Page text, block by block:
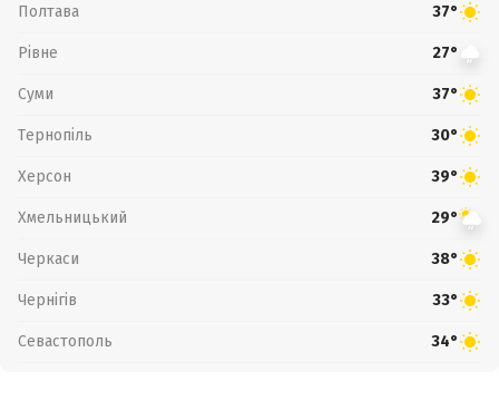
Полтава 37°
Рівне 27°
Суми 37°
Тернопіль 30°
Херсон 39°
Хмельницький 29°
Черкаси 38°
Чернігів 33°
Севастополь 34°